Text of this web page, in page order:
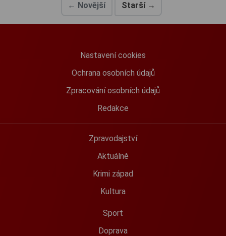
← Novější Starší →
Nastavení cookies
Ochrana osobních údajů
Zpracování osobních údajů
Redakce
Zpravodajství
Aktuálně
Krimi západ
Kultura
Sport
Doprava